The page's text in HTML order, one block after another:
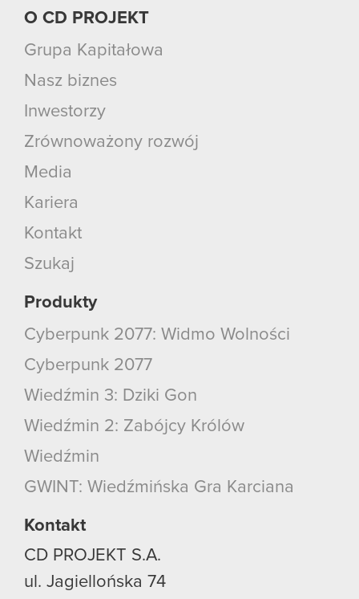
O CD PROJEKT
Grupa Kapitałowa
Nasz biznes
Inwestorzy
Zrównoważony rozwój
Media
Kariera
Kontakt
Szukaj
Produkty
Cyberpunk 2077: Widmo Wolności
Cyberpunk 2077
Wiedźmin 3: Dziki Gon
Wiedźmin 2: Zabójcy Królów
Wiedźmin
GWINT: Wiedźmińska Gra Karciana
Kontakt
CD PROJEKT S.A.
ul. Jagiellońska 74